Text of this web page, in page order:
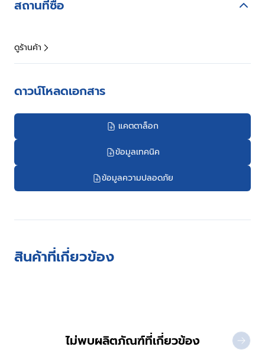
สถานที่ซื้อ
ดูร้านค้า
ดาวน์โหลดเอกสาร
แคตตาล็อก
ข้อมูลเทคนิค
ข้อมูลความปลอดภัย
สินค้าที่เกี่ยวข้อง
ไม่พบผลิตภัณฑ์ที่เกี่ยวข้อง NEXT